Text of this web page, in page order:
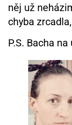
něj už
chyba
P.S. Bacha